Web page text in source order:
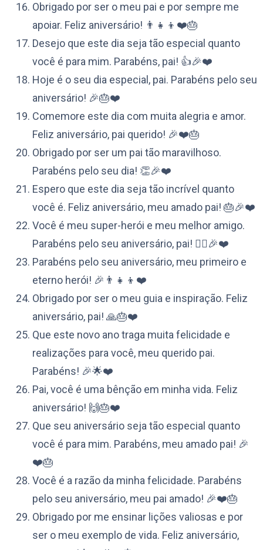
Obrigado por ser o meu pai e por sempre me
apoiar. Feliz aniversário! 👨‍👧‍👦❤️🎂
Desejo que este dia seja tão especial quanto
você é para mim. Parabéns, pai! 👍🎉❤️
Hoje é o seu dia especial, pai. Parabéns pelo seu
aniversário! 🎉🎂❤️
Comemore este dia com muita alegria e amor.
Feliz aniversário, pai querido! 🎉❤️🎂
Obrigado por ser um pai tão maravilhoso.
Parabéns pelo seu dia! 👏🎉❤️
Espero que este dia seja tão incrível quanto
você é. Feliz aniversário, meu amado pai! 🎂🎉❤️
Você é meu super-herói e meu melhor amigo.
Parabéns pelo seu aniversário, pai! 🦸‍♂️🎉❤️
Parabéns pelo seu aniversário, meu primeiro e
eterno herói! 🎉👨‍👧‍👦❤️
Obrigado por ser o meu guia e inspiração. Feliz
aniversário, pai! 🙏🎂❤️
Que este novo ano traga muita felicidade e
realizações para você, meu querido pai.
Parabéns! 🎉🌟❤️
Pai, você é uma bênção em minha vida. Feliz
aniversário! 🙌🎂❤️
Que seu aniversário seja tão especial quanto
você é para mim. Parabéns, meu amado pai! 🎉
❤️🎂
Você é a razão da minha felicidade. Parabéns
pelo seu aniversário, meu pai amado! 🎉❤️🎂
Obrigado por me ensinar lições valiosas e por
ser o meu exemplo de vida. Feliz aniversário,